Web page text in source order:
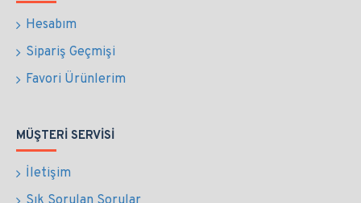
Hesabım
Sipariş Geçmişi
Favori Ürünlerim
MÜŞTERI SERVISI
İletişim